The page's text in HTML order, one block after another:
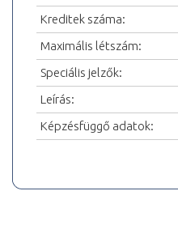
Kreditek száma:
Maximális létszám:
Speciális jelzők:
Leírás:
Képzésfüggő adatok: